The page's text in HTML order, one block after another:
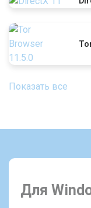
Показать все
Для